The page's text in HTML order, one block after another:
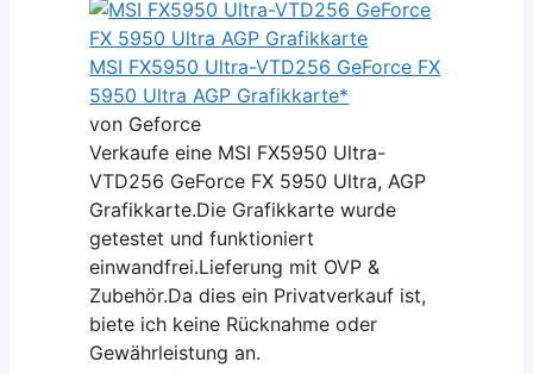
MSI FX5950 Ultra-VTD256 GeForce FX
5950 Ultra AGP Grafikkarte*
von Geforce
Verkaufe eine MSI FX5950 Ultra-
VTD256 GeForce FX 5950 Ultra, AGP
Grafikkarte.Die Grafikkarte wurde
getestet und funktioniert
einwandfrei.Lieferung mit OVP &
Zubehör.Da dies ein Privatverkauf ist,
biete ich keine Rücknahme oder
Gewährleistung an.